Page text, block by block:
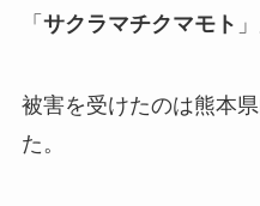
「 サクラマチクマモト
被害を受けたのは熊本
た。